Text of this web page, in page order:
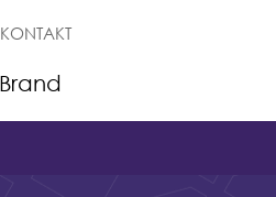
KONTAKT